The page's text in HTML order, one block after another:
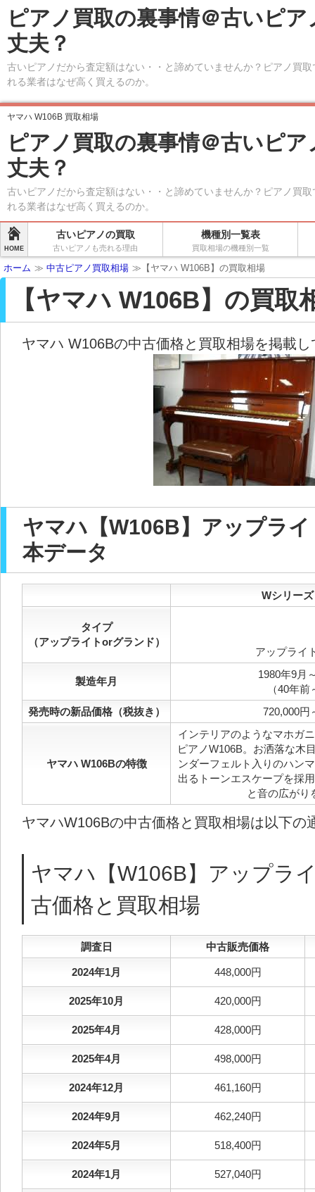
ピアノ買取の裏事情＠古いピア
丈夫？
古いピアノだから査定額はない・・と諦めていませんか？ピアノ買
れる業者はなぜ高く買えるのか。
ヤマハ W106B 買取相場
ピアノ買取の裏事情＠古いピア
丈夫？
古いピアノだから査定額はない・・と諦めていませんか？ピアノ買
れる業者はなぜ高く買えるのか。
HOME
古いピアノの買取
古いピアノも売れる理由
機種別一覧表
買取相場の機種別一覧
ホーム ≫ 中古ピアノ買取相場 ≫【ヤマハ W106B】の買取相場
【ヤマハ W106B】の買取
ヤマハ W106Bの中古価格と買取相場を掲載
ヤマハ【W106B】アップラ
本データ
Wシリー
タイプ
（アップライトorグランド）
アップライ
製造年月
1980年9月
（40年
発売時の新品価格（税抜き）
720,000円
ヤマハ W106Bの特徴
インテリアのようなマホガ
ピアノW106B。お洒落な木
ンダーフェルト入りのハン
出るトーンエスケープを採
と音の広がり
ヤマハW106Bの中古価格と買取相場は以下の
ヤマハ【W106B】アップラ
古価格と買取相場
調査日 中古販売価格
2024年1月 448,000円
2025年10月 420,000円
2025年4月 428,000円
2025年4月 498,000円
2024年12月 461,160円
2024年9月 462,240円
2024年5月 518,400円
2024年1月 527,040円